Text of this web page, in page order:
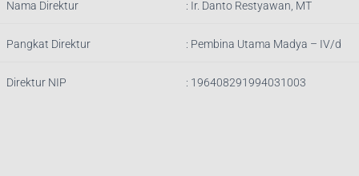
Nama Direktur : Ir. Danto Restyawan, MT
Pangkat Direktur : Pembina Utama Madya – IV/d
Direktur NIP : 196408291994031003